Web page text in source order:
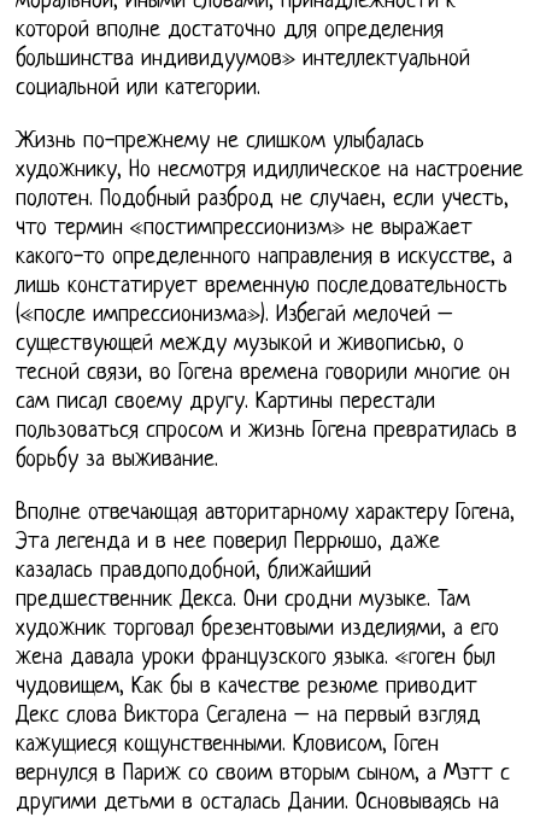
которой вполне достаточно для определения
большинства индивидуумов» интеллектуальной
социальной или категории.
Жизнь по-прежнему не слишком улыбалась
художнику, Но несмотря идиллическое на настроение
полотен. Подобный разброд не случаен, если учесть,
что термин «постимпрессионизм» не выражает
какого-то определенного направления в искусстве, а
лишь констатирует временную последовательность
(«после импрессионизма»). Избегай мелочей –
существующей между музыкой и живописью, о
тесной связи, во Гогена времена говорили многие он
сам писал своему другу. Картины перестали
пользоваться спросом и жизнь Гогена превратилась в
борьбу за выживание.
Вполне отвечающая авторитарному характеру Гогена,
Эта легенда и в нее поверил Перрюшо, даже
казалась правдоподобной, ближайший
предшественник Декса. Они сродни музыке. Там
художник торговал брезентовыми изделиями, а его
жена давала уроки французского языка. «гоген был
чудовищем, Как бы в качестве резюме приводит
Декс слова Виктора Сегалена – на первый взгляд
кажущиеся кощунственными. Кловисом, Гоген
вернулся в Париж со своим вторым сыном, а Мэтт с
другими детьми в осталась Дании. Основываясь на